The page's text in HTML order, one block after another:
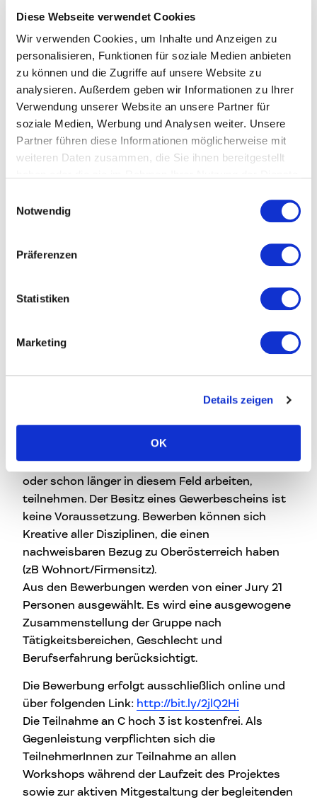
Diese Webseite verwendet Cookies
Wir verwenden Cookies, um Inhalte und Anzeigen zu
personalisieren, Funktionen für soziale Medien anbieten
zu können und die Zugriffe auf unsere Website zu
analysieren. Außerdem geben wir Informationen zu Ihrer
Verwendung unserer Website an unsere Partner für
soziale Medien, Werbung und Analysen weiter. Unsere
Partner führen diese Informationen möglicherweise mit
weiteren Daten zusammen, die Sie ihnen bereitgestellt
Notwendig
Präferenzen
Statistiken
Marketing
Details zeigen
OK
Tätigkeit brauchen und welche Schwerpunkte in
den Workshops gesetzt werden. Das sind etwa
betriebswirtschaftliche, rechtliche oder auch
persönliche Fragen:
Wie komme ich zu mehr KundInnen?
Wie berechne ich meinen Preis?
Wie setze ich einen Vertrag auf?
Wie gestalte ich Werknutzungsrechte?
KooperationspartnerIn mache?
Unternehmen besser?
selbst zu vermarkten? Was ist meine Leistung
aus den Bereichen Design, Mode, Architektur,
Multimedia, Software & Games, Video & Film,
Werbung, etc. oder Personen, die sich in der
Kreativwirtschaft selbstständig machen wollen
oder schon länger in diesem Feld arbeiten,
teilnehmen. Der Besitz eines Gewerbescheins ist
keine Voraussetzung. Bewerben können sich
Kreative aller Disziplinen, die einen
nachweisbaren Bezug zu Oberösterreich haben
(zB Wohnort/Firmensitz).
Aus den Bewerbungen werden von einer Jury 21
Personen ausgewählt. Es wird eine ausgewogene
Zusammenstellung der Gruppe nach
Tätigkeitsbereichen, Geschlecht und
Berufserfahrung berücksichtigt.
Die Bewerbung erfolgt ausschließlich online und
über folgenden Link: http://bit.ly/2jlQ2Hi
Die Teilnahme an C hoch 3 ist kostenfrei. Als
Gegenleistung verpflichten sich die
TeilnehmerInnen zur Teilnahme an allen
Workshops während der Laufzeit des Projektes
sowie zur aktiven Mitgestaltung der begleitenden